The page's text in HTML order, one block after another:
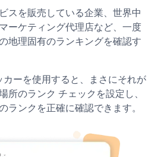
スを販売している企業、世界中
ーケティング代理店など、一度
地理固有のランキングを確認す
カーを使用すると、まさにそれが
所のランク チェックを設定し、
ランクを正確に確認できます。